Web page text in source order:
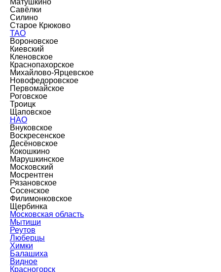
Матушкино
Савёлки
Силино
Старое Крюково
ТАО
Вороновское
Киевский
Кленовское
Краснопахорское
Михайлово-Ярцевское
Новофедоровское
Первомайское
Роговское
Троицк
Щаповское
НАО
Внуковское
Воскресенское
Десёновское
Кокошкино
Марушкинское
Московский
Мосрентген
Рязановское
Сосенское
Филимонковское
Щербинка
Московская область
Мытищи
Реутов
Люберцы
Химки
Балашиха
Видное
Красногорск